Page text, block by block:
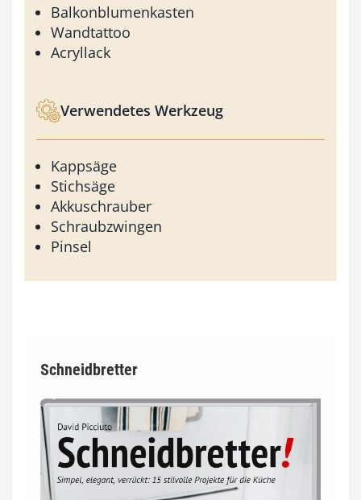
Balkonblumenkasten
Wandtattoo
Acryllack
Verwendetes Werkzeug
Kappsäge
Stichsäge
Akkuschrauber
Schraubzwingen
Pinsel
Schneidbretter